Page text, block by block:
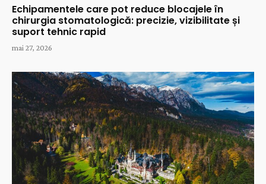
Echipamentele care pot reduce blocajele în
chirurgia stomatologică: precizie, vizibilitate și
suport tehnic rapid
mai 27, 2026